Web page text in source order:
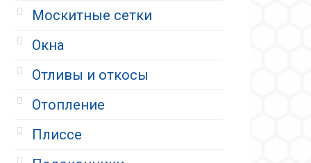
Москитные сетки
Окна
Отливы и откосы
Отопление
Плиссе